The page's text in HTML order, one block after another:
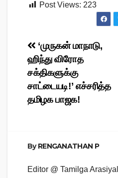
Post Views: 223
Post
navigation
‘முருகன் மாநாடு,
ஹிந்து விரோத
சக்திகளுக்கு
சாட்டையடி!’ எச்சரித்த
தமிழக பாஜக!
ByRENGANATHAN P
Editor @ Tamilga Arasiyal